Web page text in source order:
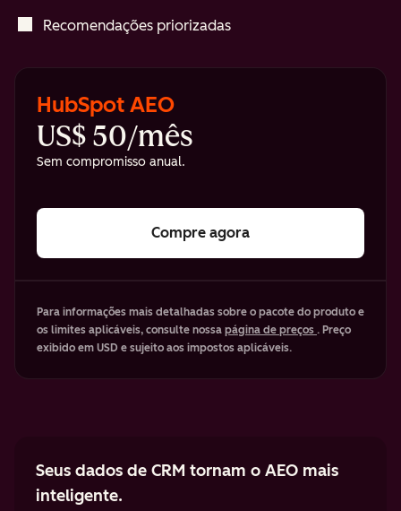
Recomendações priorizadas
HubSpot AEO
US$ 50/mês
Sem compromisso anual.
Compre agora
Para informações mais detalhadas sobre o pacote do produto e
os limites aplicáveis, consulte nossa página de preços . Preço
exibido em USD e sujeito aos impostos aplicáveis.
Seus dados de CRM tornam o AEO mais
inteligente.